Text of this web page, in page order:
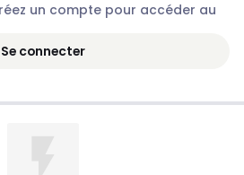
un compte pour accéder au
Se connecter